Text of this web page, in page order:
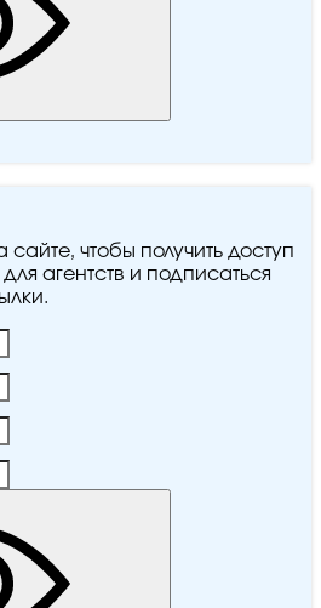
чтобы получить доступ
агентств и подписаться